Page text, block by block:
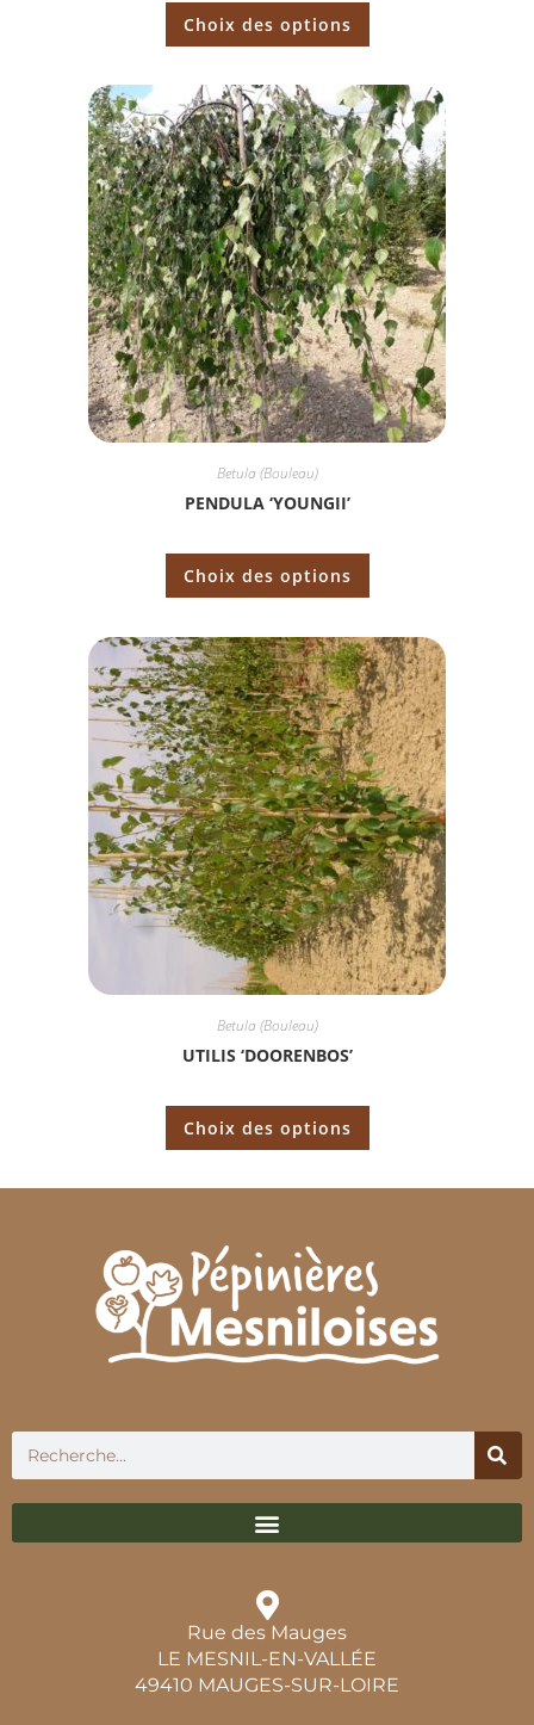
Choix des options
Betula (Bouleau)
PENDULA ‘YOUNGII’
Choix des options
Betula (Bouleau)
UTILIS ‘DOORENBOS’
Choix des options
Rue des Mauges
LE MESNIL-EN-VALLÉE
49410 MAUGES-SUR-LOIRE